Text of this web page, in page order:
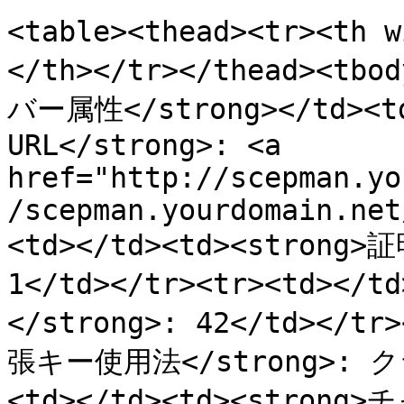
<table><thead><tr><th
</th></tr></
バー属性</strong></
URL</strong>: <a
href="http://
/
<td></td><td><strong>証
1</td></tr><tr><td></
</strong>: 42</td></
張キー使用法</strong>: